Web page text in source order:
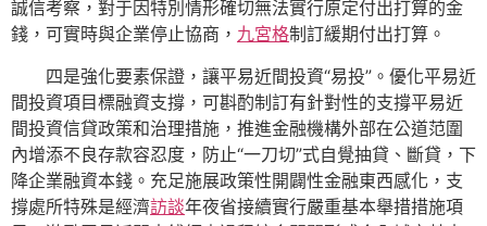
誠信考察，對于因特別情形確切無法實行原定付出打算的金
錢，可實時與企業停止協商， 九宮格制訂緩期付出打算。
四是強化要素保證，讓平易近間投資“易投”。優化平易近
間投資項目標融資支撐，可斟酌制訂有針對性的支撐平易近
間投資信貸政策和治理措施，推進金融機構外部在公道范圍
內增添不良存款容忍度，防止“一刀切”式自覺抽貸、斷貸，下
降企業融資本錢。充足施展政策性開闢性金融東西感化，支
撐處所特殊是經濟訪談年夜省接續實行嚴重基本舉措措施項